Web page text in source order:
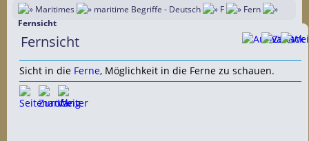
Maritimes maritime Begriffe - Deutsch F
Fern
Fernsicht
Fernsicht
Sicht in die Ferne, Möglichkeit in die Ferne zu schauen.